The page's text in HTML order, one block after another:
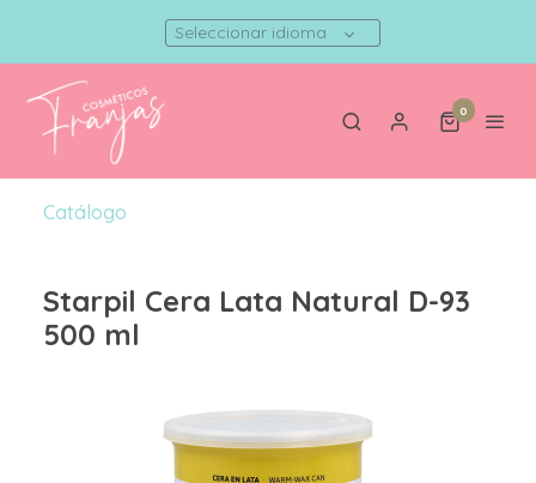
Seleccionar idioma
0
Catálogo
Starpil Cera Lata Natural D-93
500 ml